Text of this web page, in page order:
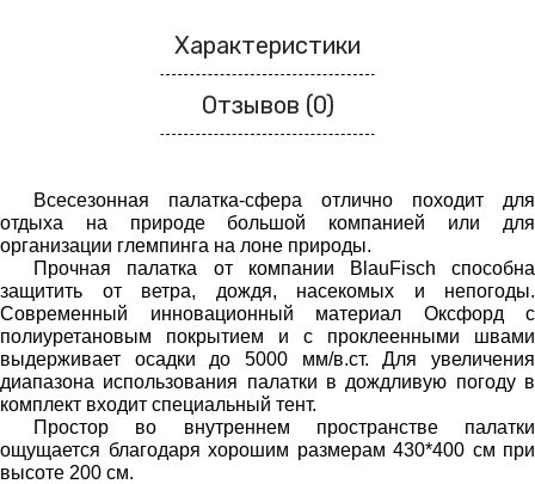
Характеристики
Отзывов (0)
Всесезонная палатка-сфера отлично походит для
отдыха на природе большой компанией или для
организации глемпинга на лоне природы.
Прочная палатка от компании
BlauFischспособна
защитить от ветра, дождя, насекомых и непогоды.
Современный инновационный материал Оксфорд с
полиуретановым покрытием и с проклеенными швами
выдерживает осадки до 5000 мм/в.ст.Для увеличения
диапазона использования палатки в дождливую погоду в
комплект входит специальный тент.
Простор во внутреннем пространстве палатки
ощущается благодаря хорошим размерам 430*400 см при
высоте 200 см.